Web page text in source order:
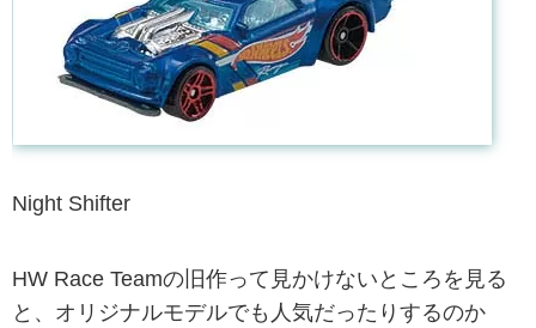
Night Shifter
HW Race Teamの旧作って見かけないところを見る
と、オリジナルモデルでも人気だったりするのか